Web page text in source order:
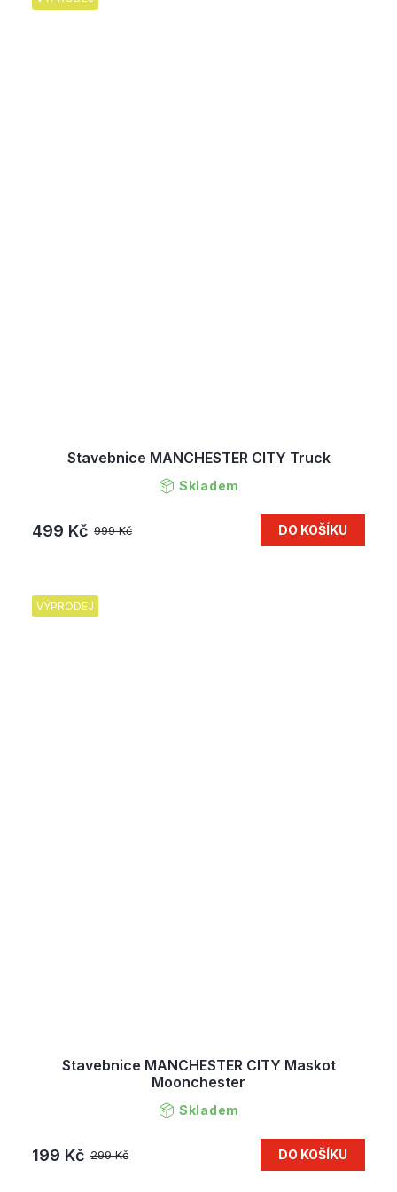
Stavebnice MANCHESTER CITY Truck
Skladem
999 Kč
499 Kč DO KOŠÍKU
VÝPRODEJ
Stavebnice MANCHESTER CITY Maskot
Moonchester
Skladem
299 Kč
199 Kč DO KOŠÍKU